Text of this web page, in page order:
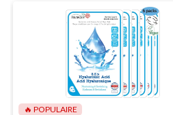
🔥 POPULAIRE